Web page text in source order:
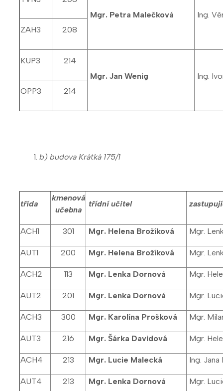
Mgr. Petra Malečková
Ing.
ZAH3
208
KUP3
214
Mgr. Jan Wenig
Ing.
OPP3
214
b) budova Krátká 175/1
třída
kmenová
učebna
třídní učitel
ACH1 301 Mgr. Helena Brožíková Mgr.
AUT1 200 Mgr. Helena Brožíková Mgr.
ACH2 113 Mgr. Lenka Dornová Mgr.
AUT2 201 Mgr. Lenka Dornová Mgr.
ACH3 300 Mgr. Karolína Prošková Mgr.
AUT3 216 Mgr. Šárka Davidová Mgr.
ACH4 213 Mgr. Lucie Malecká Ing.
AUT4 213 Mgr. Lenka Dornová Mgr.